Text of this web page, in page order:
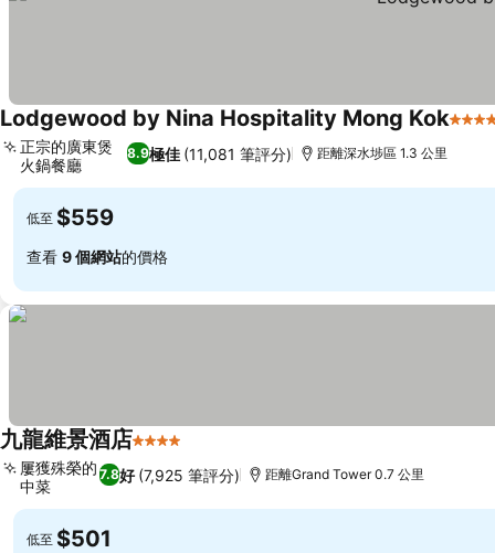
Lodgewood by Nina Hospitality Mong Kok4 星
8.9極佳 (11,081 筆評分)
正宗的廣東煲
火鍋餐廳
距離深水埗區 1.3 公里
低至 $559
查看 9 個網站的價格
九龍維景酒店4 星級
7.8好 (7,925 筆評分)
屢獲殊榮的
中菜
距離Grand Tower 0.7 公里
低至 $501